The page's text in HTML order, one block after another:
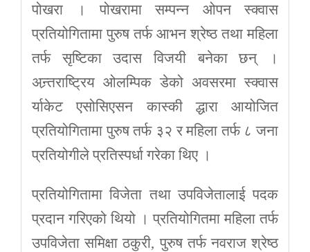
पोखरा । पोखरामा सम्पन्न ओपन स्क्वास
प्रतियोगितामा पुरुष तर्फ आभन श्रेष्ठ तथा महिला
तर्फ सृष्टिका उदास विजयी बनेका छन् ।
अन्र्तराष्ट्रिय ओलम्पिक डेको अवसरमा स्क्वास
र्याकेट एसोसिएसन कास्की द्धारा आयोजित
प्रतियोगितामा पुरुष तर्फ ३२ र महिला तर्फ ८ जना
प्रतियोगीले प्रतिस्पर्धा गरेका थिए ।
प्रतियोगितामा विजेता तथा उपविजेतालाई पदक
प्रदान गरिएको थियो । प्रतियोगितमा महिला तर्फ
उपविजेता समिक्षा ठकुरी, पुरुष तर्फ नवराज श्रेष्ठ